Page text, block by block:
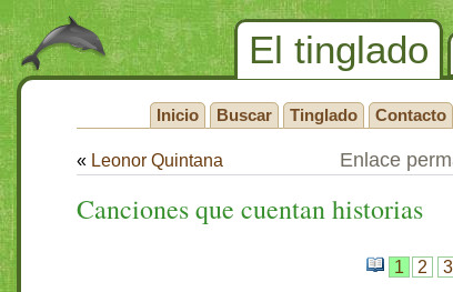
El tinglado
Inicio Buscar Tinglado Contacto
Enlace
« Leonor Quintana
Canciones que cuentan historias
1 2 3